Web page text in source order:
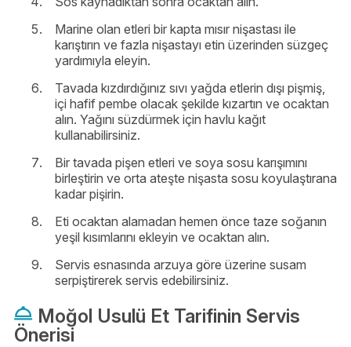
Marine olan etleri bir kapta mısır nişastası ile
karıştırın ve fazla nişastayı etin üzerinden süzgeç
yardımıyla eleyin.
Tavada kızdırdığınız sıvı yağda etlerin dışı pişmiş,
içi hafif pembe olacak şekilde kızartın ve ocaktan
alın. Yağını süzdürmek için havlu kağıt
kullanabilirsiniz.
Bir tavada pişen etleri ve soya sosu karışımını
birleştirin ve orta ateşte nişasta sosu koyulaştırana
kadar pişirin.
Eti ocaktan alamadan hemen önce taze soğanın
yeşil kısımlarını ekleyin ve ocaktan alın.
Servis esnasında arzuya göre üzerine susam
serpiştirerek servis edebilirsiniz.
Moğol Usulü Et Tarifinin Servis
Önerisi